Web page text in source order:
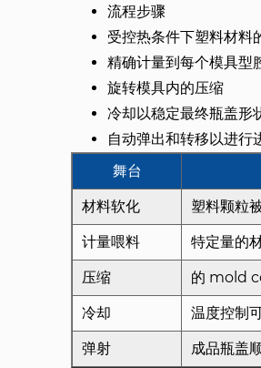
流程步骤
受控热条件下塑料材料
精确计量到每个模具型
旋转模具内的压缩
冷却以稳定最终瓶盖形
自动弹出和转移以进行
舞台
材料软化 塑料颗粒
计量喂料 特定量的
压缩 的 mold
冷却 温度控制
弹射 成品瓶盖